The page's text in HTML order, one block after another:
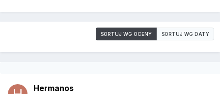
SORTUJ WG OCENY SORTUJ WG DATY
Hermanos